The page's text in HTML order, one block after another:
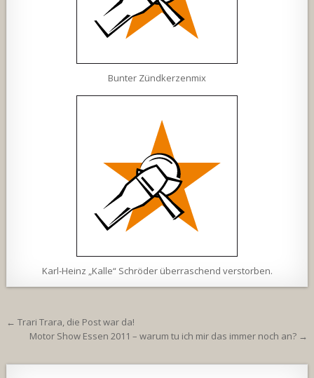
Bunter Zündkerzenmix
Karl-Heinz „Kalle“ Schröder überraschend verstorben.
Beitragsnavigation
← Trari Trara, die Post war da!
Motor Show Essen 2011 – warum tu ich mir das immer noch an? →